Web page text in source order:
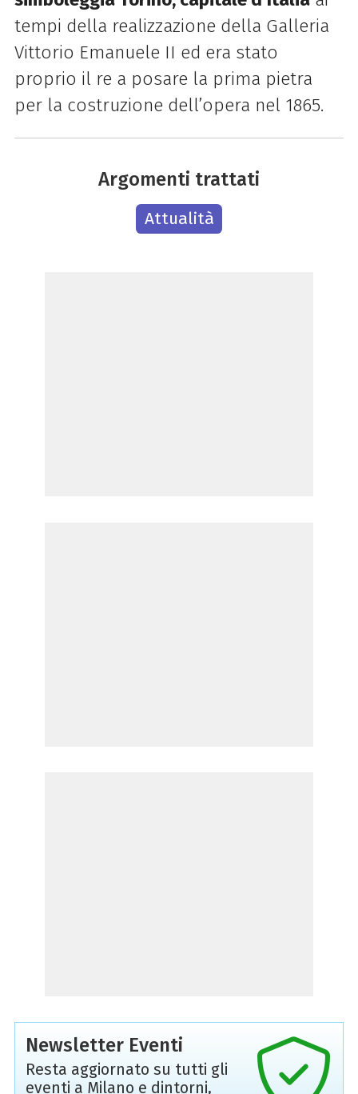
tempi della realizzazione della Galleria
Vittorio Emanuele II ed era stato
proprio il re a posare la prima pietra
per la costruzione dell’opera nel 1865.
Argomenti trattati
Attualità
Newsletter Eventi
Resta aggiornato su tutti gli
eventi a Milano e dintorni,